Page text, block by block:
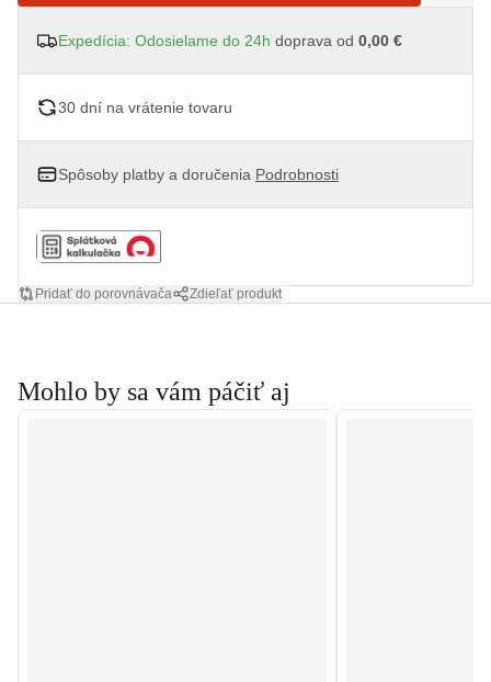
Expedícia: Odosielame do 24h doprava od 0,00 €
30 dní na vrátenie tovaru
Spôsoby platby a doručenia Podrobnosti
Pridať do porovnávača Zdieľať produkt
Mohlo by sa vám páčiť aj